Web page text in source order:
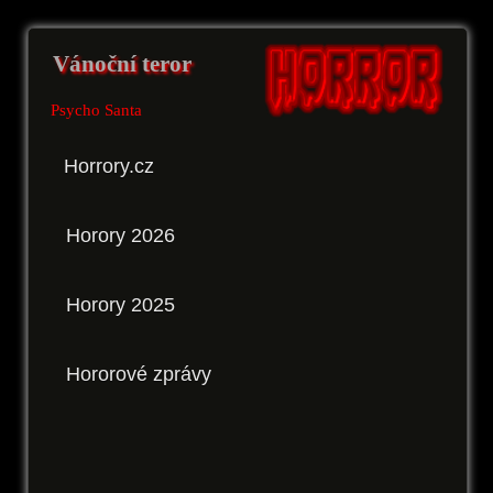
Vánoční teror
Psycho Santa
Horrory.cz
Horory 2026
Horory 2025
Hororové zprávy